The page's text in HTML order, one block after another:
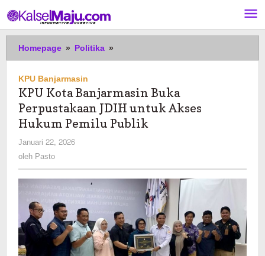
ke
konten
Homepage » Politika »
Kota
Perpustakaan
JDIH
untuk
Publik
KPU Banjarmasin
KPU Kota Banjarmasin Buka
Perpustakaan JDIH untuk Akses
Hukum Pemilu Publik
Januari 22, 2026
oleh Pasto